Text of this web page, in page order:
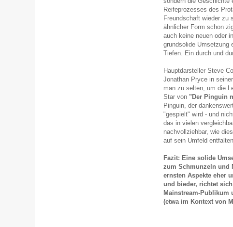
Reifeprozesses des
Freundschaft wieder zu
ähnlicher Form schon
auch keine neuen oder
grundsolide Umsetzung
Tiefen. Ein durch und
Hauptdarsteller Steve
Jonathan Pryce in
man zu selten, um die
Star von "Der Pinguin
Pinguin, der
"gespielt" wird - und
das in vielen
nachvollziehbar, wie
auf sein Umfeld
Fazit: Eine solide
zum Schmunzeln und
ernsten Aspekte eher
und bieder, richtet
Mainstream-Publikum
(etwa im Kontext von